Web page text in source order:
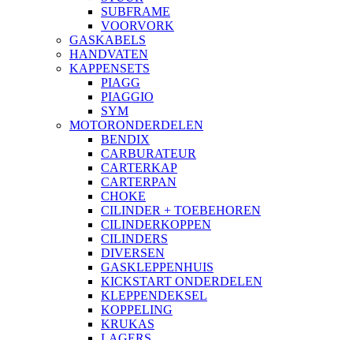
SUBFRAME
VOORVORK
GASKABELS
HANDVATEN
KAPPENSETS
PIAGG
PIAGGIO
SYM
MOTORONDERDELEN
BENDIX
CARBURATEUR
CARTERKAP
CARTERPAN
CHOKE
CILINDER + TOEBEHOREN
CILINDERKOPPEN
CILINDERS
DIVERSEN
GASKLEPPENHUIS
KICKSTART ONDERDELEN
KLEPPENDEKSEL
KOPPELING
KRUKAS